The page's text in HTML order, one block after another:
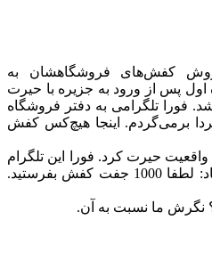
کفش‌های فروشگاهشان به
پس از ورود به جزیره با حیرت
فورا تلگرامی به دفتر فروشگاه
برمی‌گردم. اینجا هیچ‌کس کفش
حیرت کرد. فورا این تلگرام
را به دفتر فروشگاه خود فرستاد: لطفا 1000 جفت کفش بفرستید.
ما نسبت به آن.